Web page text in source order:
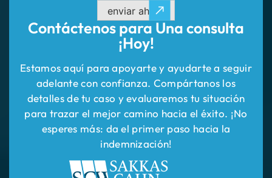
Estamos aquí para apoyarte y ayudarte a seguir
adelante con confianza. Compártanos los
detalles de tu caso y evaluaremos tu situación
esperes más: da el primer paso hacia la
indemnización!